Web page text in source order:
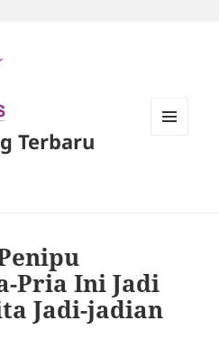
Terbaru
Pria Ini Jadi
Jadi-jadian